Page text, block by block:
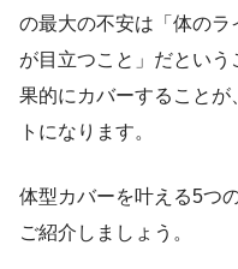
の最大の不安は「体のラ
が目立つこと」だとい
果的にカバーすること
トになります。
体型カバーを叶える5つ
ご紹介しましょう。